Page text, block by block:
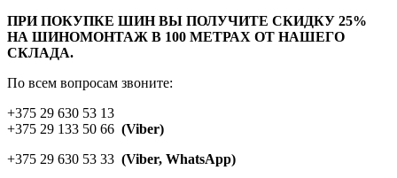
ПРИ ПОКУПКЕ ШИН ВЫ ПОЛУЧИТЕ СКИДКУ 25%
НА ШИНОМОНТАЖ В 100 МЕТРАХ ОТ НАШЕГО
СКЛАДА.
По всем вопросам звоните:
+375 29 630 53 13
+375 29 133 50 66 (Viber)
+375 29 630 53 33 (Viber, WhatsApp)